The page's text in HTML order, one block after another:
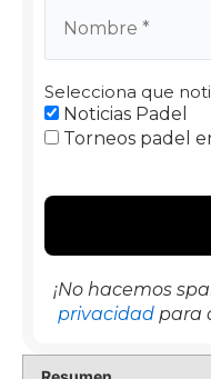
Selecciona que
Noticias Padel
Torneos padel
¡No hacemos
privacidad para